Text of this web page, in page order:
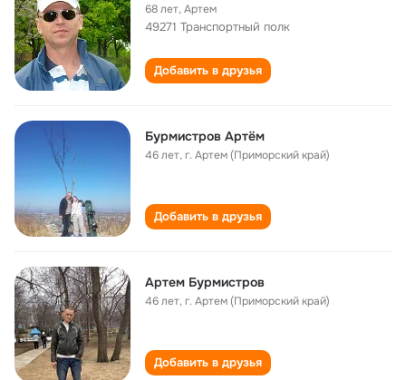
68 лет,Артем
49271 Транспортный полк
Добавить в друзья
Бурмистров Артём
46 лет,г. Артем (Приморский край)
Добавить в друзья
Артем Бурмистров
46 лет,г. Артем (Приморский край)
Добавить в друзья